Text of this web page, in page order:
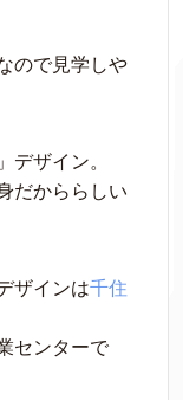
ので見学しや
デザイン。
だかららしい
ザインは千住
センターで